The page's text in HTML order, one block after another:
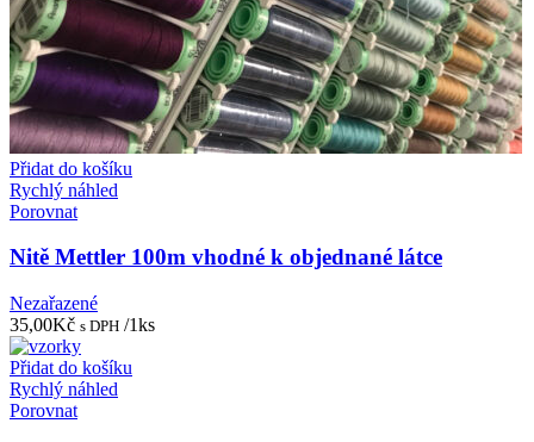
Přidat do košíku
Rychlý náhled
Porovnat
Nitě Mettler 100m vhodné k objednané látce
Nezařazené
35,00Kč s DPH /1ks
Přidat do košíku
Rychlý náhled
Porovnat